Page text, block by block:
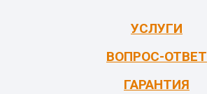
УСЛУГИ
ВОПРОС-ОТВЕТ
ГАРАНТИЯ